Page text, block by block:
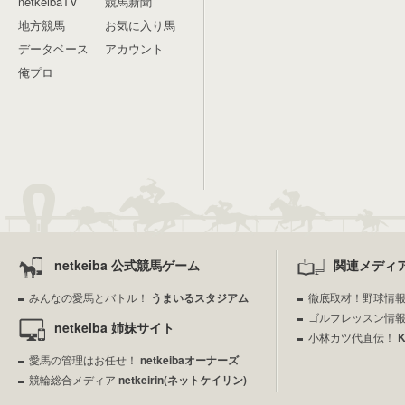
地方競馬
データベース
俺プロ
お気に入り馬
アカウント
netkeiba 公式競馬ゲーム
みんなの愛馬とバトル！ うまいるスタジアム
netkeiba 姉妹サイト
愛馬の管理はお任せ！ netkeibaオーナーズ
競輪総合メディア netkeirin(ネットケイリン)
関連メディ
徹底取材！野球情
ゴルフレッスン情
小林カツ代直伝！